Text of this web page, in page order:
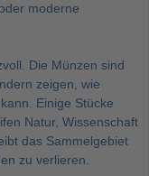
moderne
Die Münzen sind
zeigen, wie
Einige Stücke
Natur, Wissenschaft
das Sammelgebiet
zu verlieren.